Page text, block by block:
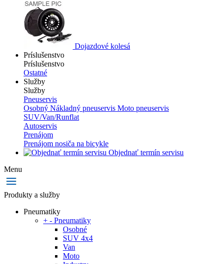
Dojazdové kolesá
Príslušenstvo
Príslušenstvo
Ostatné
Služby
Služby
Pneuservis
Osobný Nákladný pneuservis Moto pneuservis
SUV/Van/Runflat
Autoservis
Prenájom
Prenájom nosiča na bicykle
Objednať termín servisu
Menu
Produkty a služby
Pneumatiky
+ - Pneumatiky
Osobné
SUV 4x4
Van
Moto